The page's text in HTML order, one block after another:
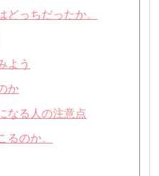
どっちだったか。
よう
か
なる人の注意点
るのか。